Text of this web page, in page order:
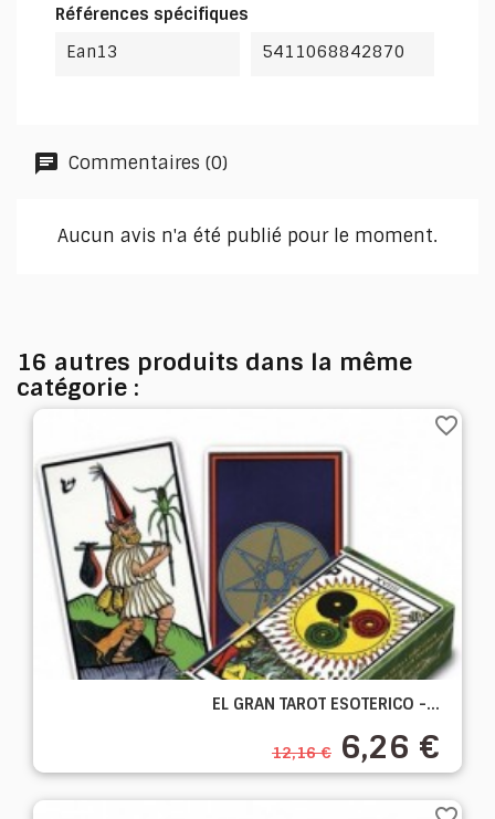
Références spécifiques
Ean13
5411068842870
Commentaires (0)
Aucun avis n'a été publié pour le moment.
16 autres produits dans la même
catégorie :
EL GRAN TAROT ESOTERICO -...
12,16 € 6,26 €
favorite_border